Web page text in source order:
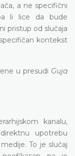
a ne specifični
li lice da bude
pristup od slučaja
kontekst
u presudi Guja
kanalu,
upotrebu
To je slučaj